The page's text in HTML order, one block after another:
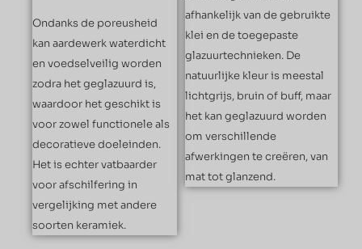
Ondanks de poreusheid
kan aardewerk waterdicht
en voedselveilig worden
zodra het geglazuurd is,
waardoor het geschikt is
voor zowel functionele als
decoratieve doeleinden.
Het is echter vatbaarder
voor afschilfering in
vergelijking met andere
soorten keramiek.
afhankelijk van de gebruikte
klei en de toegepaste
glazuurtechnieken. De
natuurlijke kleur is meestal
lichtgrijs, bruin of buff, maar
het kan geglazuurd worden
om verschillende
afwerkingen te creëren, van
mat tot glanzend.